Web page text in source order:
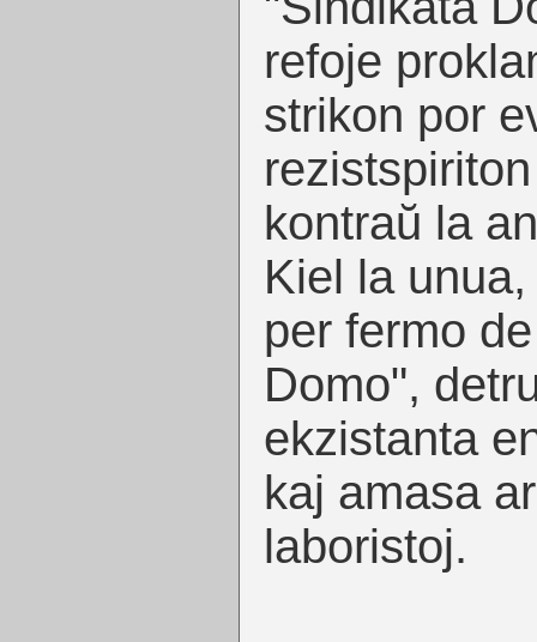
refoje
strikon por
kontraŭ la
Kiel la
per fermo
Domo",
ekzistanta
kaj amasa
laboristoj.